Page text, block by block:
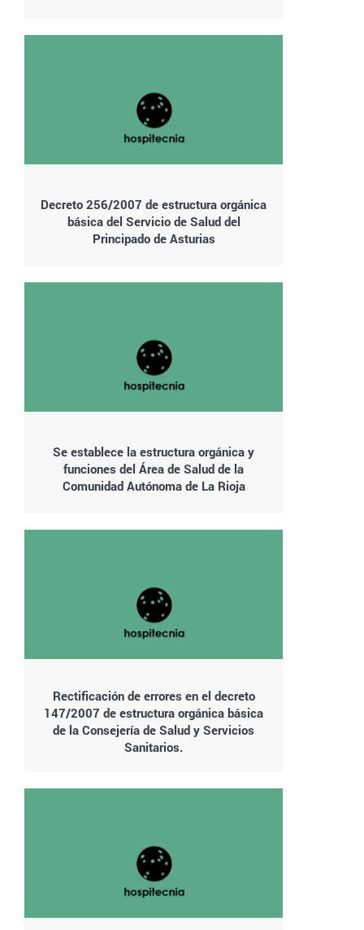
Decreto 256/2007 de estructura orgánica
básica del Servicio de Salud del
Principado de Asturias
Se establece la estructura orgánica y
funciones del Área de Salud de la
Comunidad Autónoma de La Rioja
Rectificación de errores en el decreto
147/2007 de estructura orgánica básica
de la Consejería de Salud y Servicios
Sanitarios.